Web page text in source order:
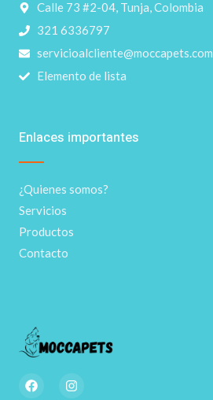
F
a
I
n
Enlaces importantes
¿Quienes somos?
Servicios
Productos
Contacto
Calle 73 #2-04, Tunja, Colombia
321 6336797
servicioalcliente@moccapets.com
Elemento de lista